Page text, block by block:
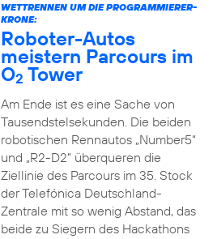
WETTRENNEN UM DIE PROGRAMMIERER-
KRONE:
Roboter-Autos
meistern Parcours im
O2 Tower
Am Ende ist es eine Sache von
Tausendstelsekunden. Die beiden
robotischen Rennautos „Number5“
und „R2-D2“ überqueren die
Ziellinie des Parcours im 35. Stock
der Telefónica Deutschland-
Zentrale mit so wenig Abstand, das
beide zu Siegern des Hackathons